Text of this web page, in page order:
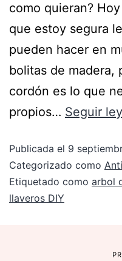
como quieran?
que estoy segura
pueden hacer en
bolitas de madera,
cordón es lo que
propios… Seguir
Publicada el 9
Categorizado como
Etiquetado como arbol
llaveros DIY